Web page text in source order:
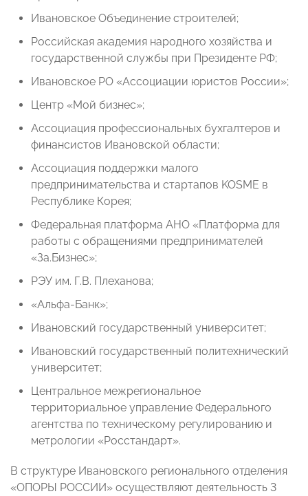
Ивановское Объединение строителей;
Российская академия народного хозяйства и
государственной службы при Президенте РФ;
Ивановское РО «Ассоциации юристов России»;
Центр «Мой бизнес»;
Ассоциация профессиональных бухгалтеров и
финансистов Ивановской области;
Ассоциация поддержки малого
предпринимательства и стартапов KOSME в
Республике Корея;
Федеральная платформа АНО «Платформа для
работы с обращениями предпринимателей
«За.Бизнес»;
РЭУ им. Г.В. Плеханова;
«Альфа-Банк»;
Ивановский государственный университет;
Ивановский государственный политехнический
университет;
Центральное межрегиональное
территориальное управление Федерального
агентства по техническому регулированию и
метрологии «Росстандарт».
В структуре Ивановского регионального отделения
«ОПОРЫ РОССИИ» осуществляют деятельность 3